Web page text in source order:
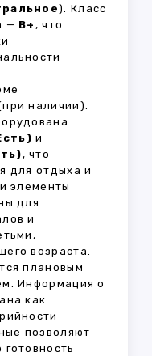
). Класс
— B+ , что
наличии).
и
, что
для отдыха и
элементы
для
и
возраста.
плановым
Информация о
как:
позволяют